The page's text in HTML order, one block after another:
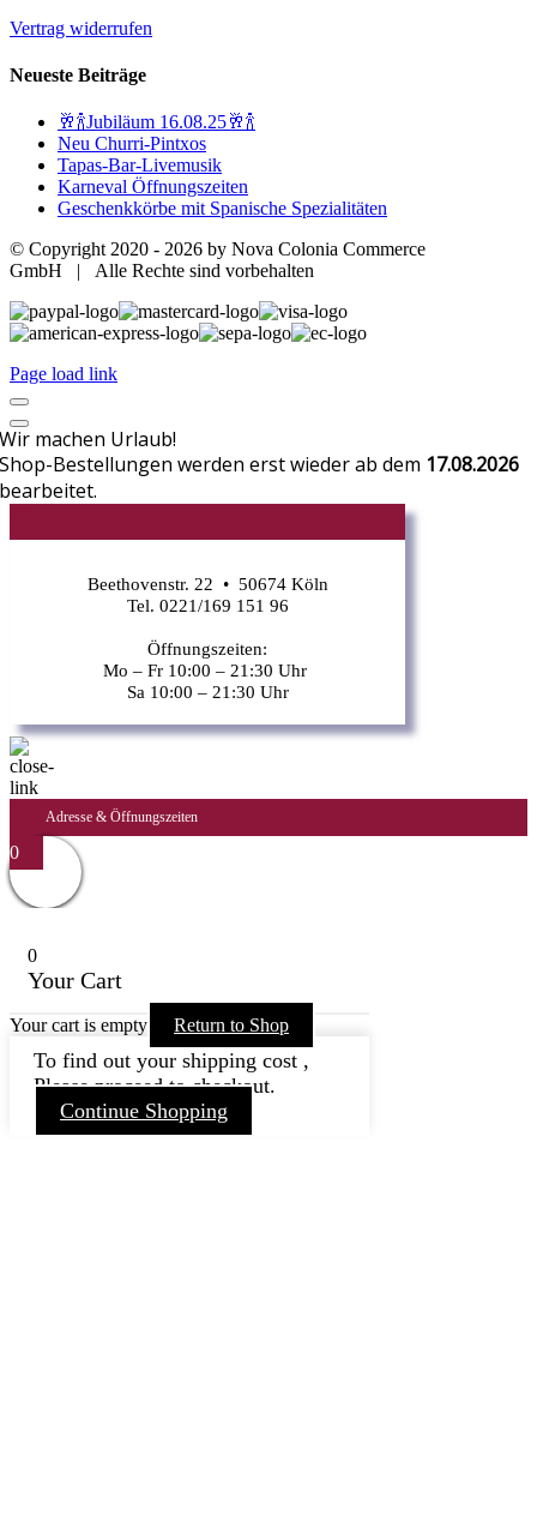
Vertrag widerrufen
Neueste Beiträge
🥂🍾Jubiläum 16.08.25🥂🍾
Neu Churri-Pintxos
Tapas-Bar-Livemusik
Karneval Öffnungszeiten
Geschenkkörbe mit Spanische Spezialitäten
© Copyright 2020 - 2026 by Nova Colonia Commerce
GmbH | Alle Rechte sind vorbehalten
Page load link
Wir machen Urlaub!
Shop-Bestellungen werden erst wieder ab dem 17.08.2026
bearbeitet.
Beethovenstr. 22 • 50674 Köln
Tel. 0221/169 151 96
Öffnungszeiten:
Mo – Fr 10:00 – 21:30 Uhr
Sa 10:00 – 21:30 Uhr
Adresse & Öffnungszeiten
0
0
Your Cart
Your cart is empty Return to Shop
To find out your shipping cost ,
Please proceed to checkout.
Continue Shopping